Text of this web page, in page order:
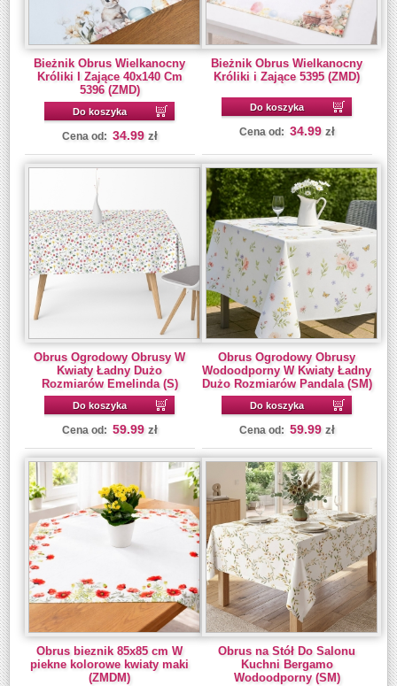
Bieżnik Obrus Wielkanocny
Króliki I Zające 40x140 Cm
5396 (ZMD)
Do koszyka
Cena od: 34.99 zł
Bieżnik Obrus Wielkanocny
Króliki i Zające 5395 (ZMD)
Do koszyka
Cena od: 34.99 zł
Obrus Ogrodowy Obrusy W
Kwiaty Ładny Dużo
Rozmiarów Emelinda (S)
Do koszyka
Cena od: 59.99 zł
Obrus Ogrodowy Obrusy
Wodoodporny W Kwiaty Ładny
Dużo Rozmiarów Pandala (SM)
Do koszyka
Cena od: 59.99 zł
Obrus bieznik 85x85 cm W
piekne kolorowe kwiaty maki
(ZMDM)
Obrus na Stół Do Salonu
Kuchni Bergamo
Wodoodporny (SM)